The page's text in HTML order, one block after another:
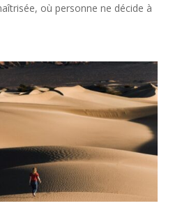
où personne ne décide à